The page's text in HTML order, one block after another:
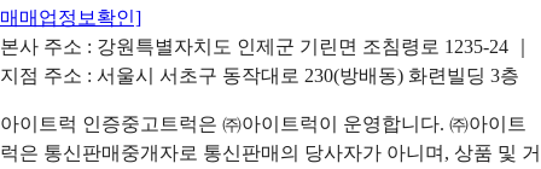
매매업정보확인]
본사 주소 : 강원특별자치도 인제군 기린면 조침령로 1235-24 ｜
지점 주소 : 서울시 서초구 동작대로 230(방배동) 화련빌딩 3층
아이트럭 인증중고트럭은 ㈜아이트럭이 운영합니다. ㈜아이트
럭은 통신판매중개자로 통신판매의 당사자가 아니며, 상품 및 거